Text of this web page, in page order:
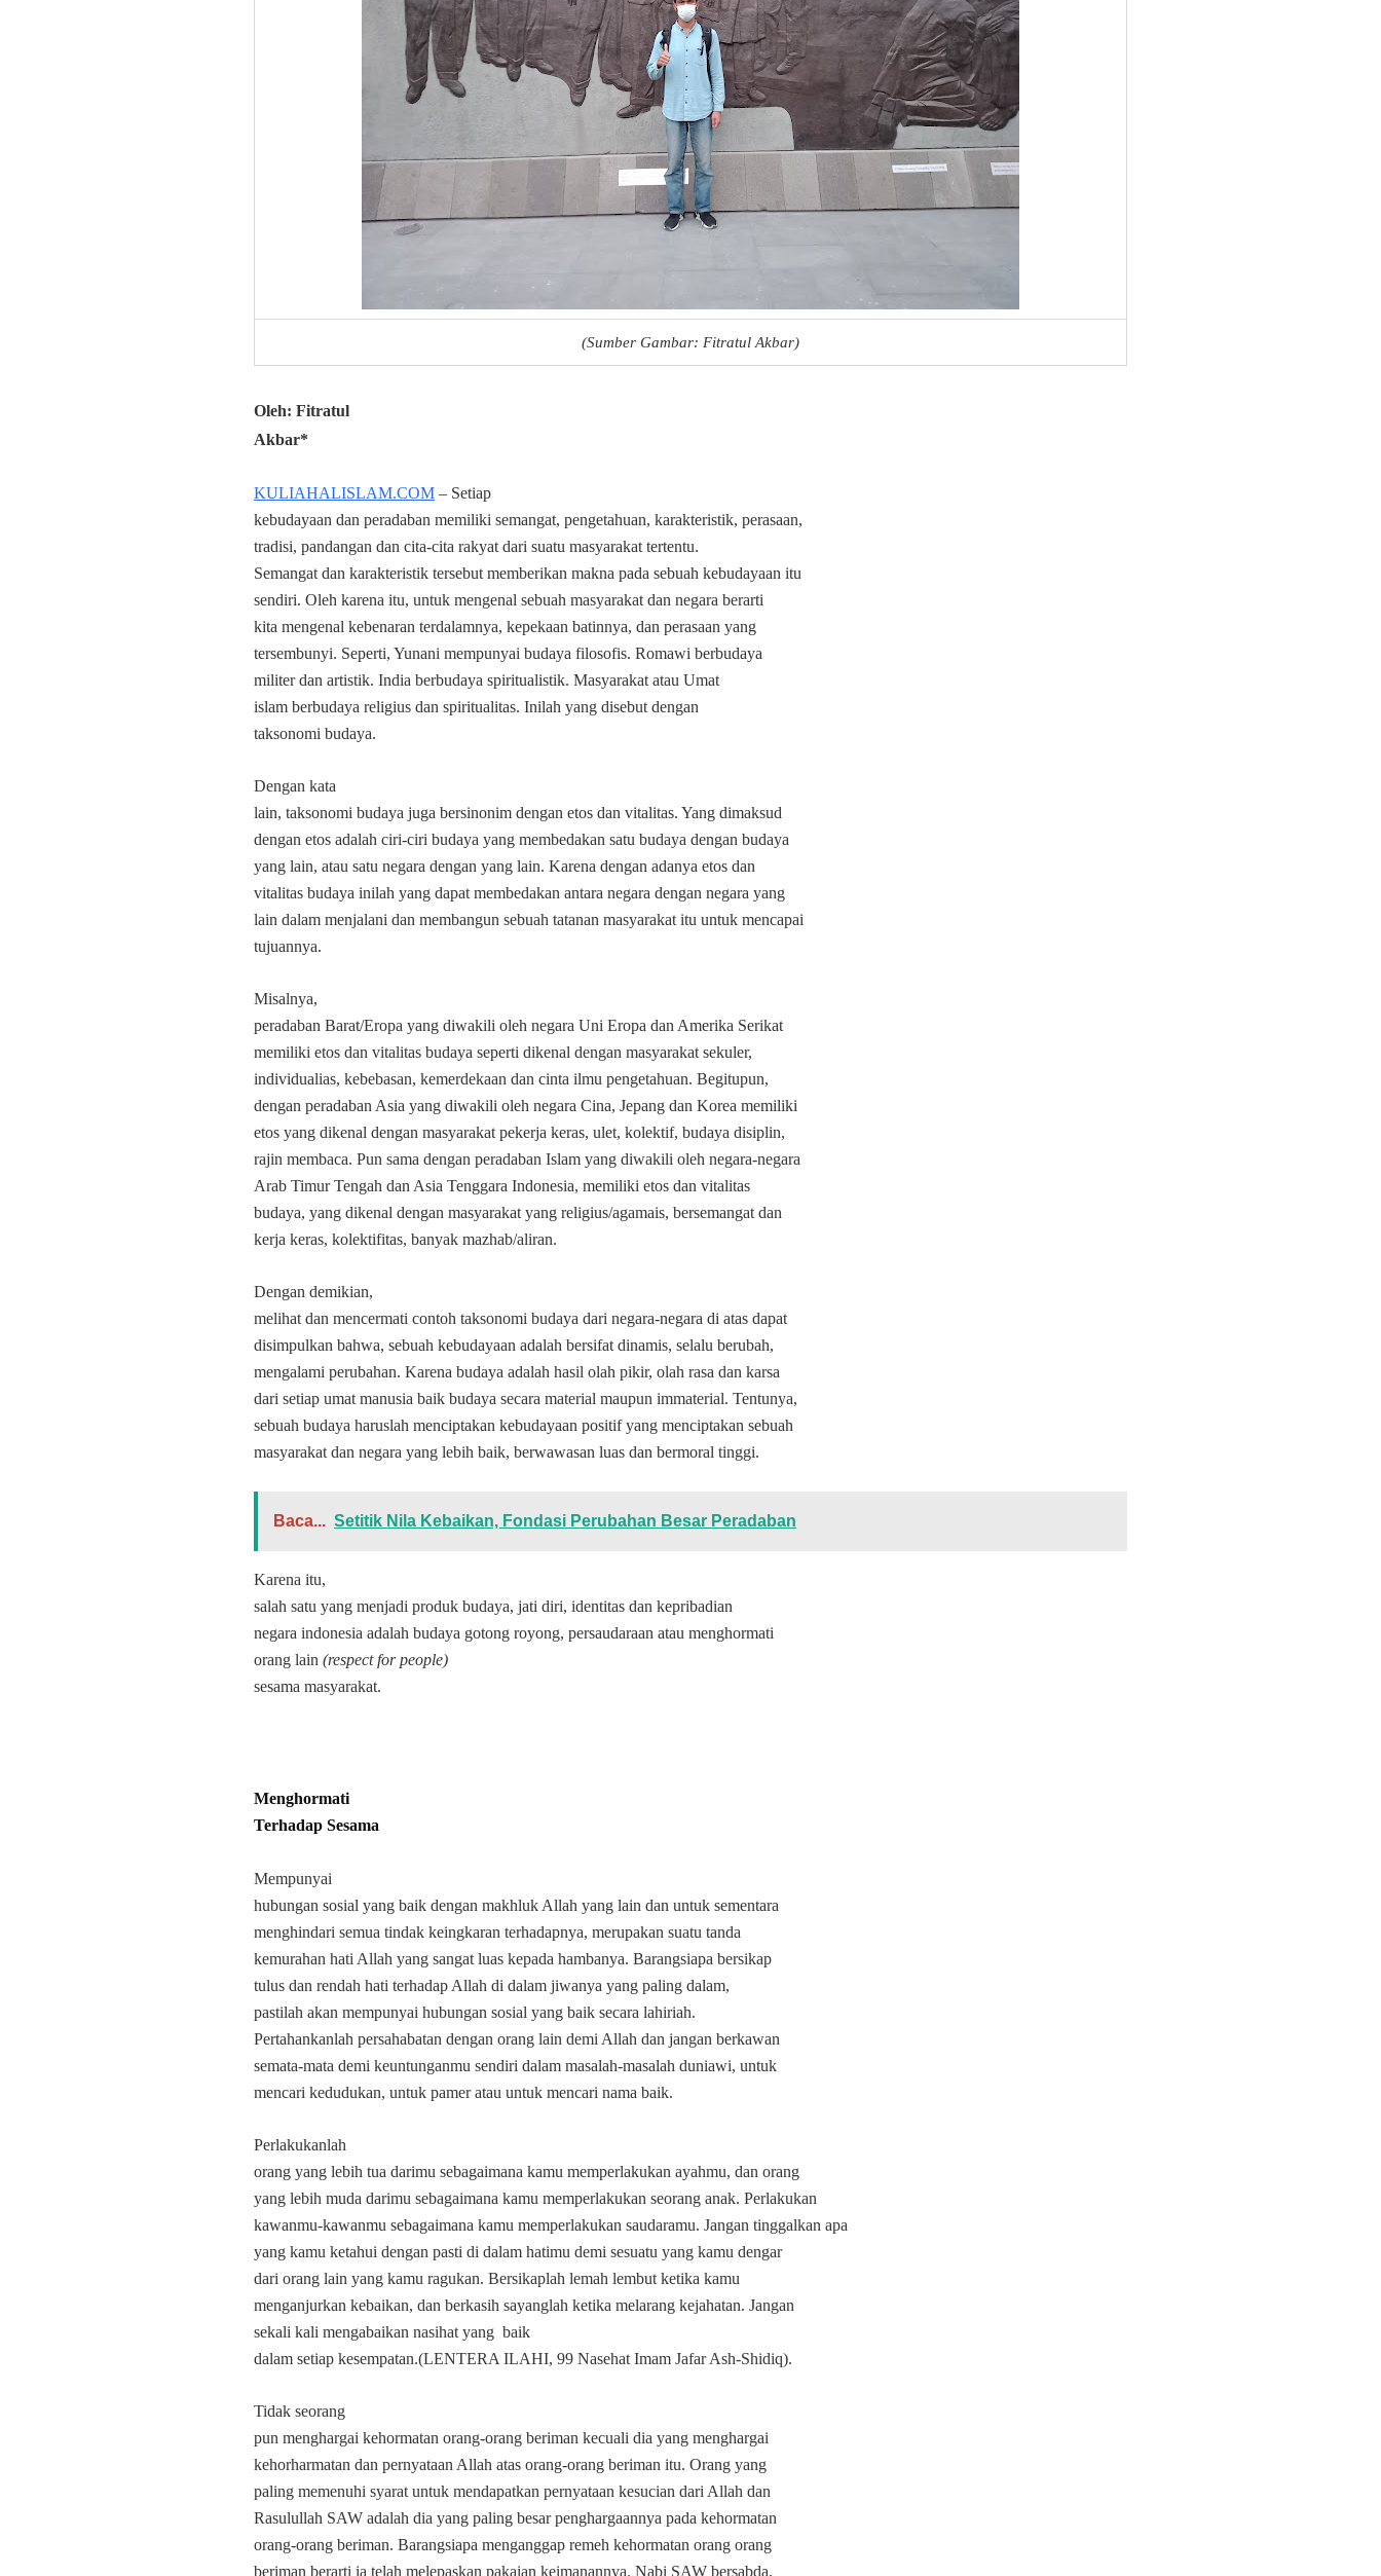
(Sumber Gambar: Fitratul Akbar)
Oleh: Fitratul
Akbar*
KULIAHALISLAM.COM – Setiap
kebudayaan dan peradaban memiliki semangat, pengetahuan, karakteristik, perasaan,
tradisi, pandangan dan cita-cita rakyat dari suatu masyarakat tertentu.
Semangat dan karakteristik tersebut memberikan makna pada sebuah kebudayaan itu
sendiri. Oleh karena itu, untuk mengenal sebuah masyarakat dan negara berarti
kita mengenal kebenaran terdalamnya, kepekaan batinnya, dan perasaan yang
tersembunyi. Seperti, Yunani mempunyai budaya filosofis. Romawi berbudaya
militer dan artistik. India berbudaya spiritualistik. Masyarakat atau Umat
islam berbudaya religius dan spiritualitas. Inilah yang disebut dengan
taksonomi budaya.
Dengan kata
lain, taksonomi budaya juga bersinonim dengan etos dan vitalitas. Yang dimaksud
dengan etos adalah ciri-ciri budaya yang membedakan satu budaya dengan budaya
yang lain, atau satu negara dengan yang lain. Karena dengan adanya etos dan
vitalitas budaya inilah yang dapat membedakan antara negara dengan negara yang
lain dalam menjalani dan membangun sebuah tatanan masyarakat itu untuk mencapai
tujuannya.
Misalnya,
peradaban Barat/Eropa yang diwakili oleh negara Uni Eropa dan Amerika Serikat
memiliki etos dan vitalitas budaya seperti dikenal dengan masyarakat sekuler,
individualias, kebebasan, kemerdekaan dan cinta ilmu pengetahuan. Begitupun,
dengan peradaban Asia yang diwakili oleh negara Cina, Jepang dan Korea memiliki
etos yang dikenal dengan masyarakat pekerja keras, ulet, kolektif, budaya disiplin,
rajin membaca. Pun sama dengan peradaban Islam yang diwakili oleh negara-negara
Arab Timur Tengah dan Asia Tenggara Indonesia, memiliki etos dan vitalitas
budaya, yang dikenal dengan masyarakat yang religius/agamais, bersemangat dan
kerja keras, kolektifitas, banyak mazhab/aliran.
Dengan demikian,
melihat dan mencermati contoh taksonomi budaya dari negara-negara di atas dapat
disimpulkan bahwa, sebuah kebudayaan adalah bersifat dinamis, selalu berubah,
mengalami perubahan. Karena budaya adalah hasil olah pikir, olah rasa dan karsa
dari setiap umat manusia baik budaya secara material maupun immaterial. Tentunya,
sebuah budaya haruslah menciptakan kebudayaan positif yang menciptakan sebuah
masyarakat dan negara yang lebih baik, berwawasan luas dan bermoral tinggi.
Baca... Setitik Nila Kebaikan, Fondasi Perubahan Besar Peradaban
Karena itu,
salah satu yang menjadi produk budaya, jati diri, identitas dan kepribadian
negara indonesia adalah budaya gotong royong, persaudaraan atau menghormati
orang lain (respect for people)
sesama masyarakat.
Menghormati
Terhadap Sesama
Mempunyai
hubungan sosial yang baik dengan makhluk Allah yang lain dan untuk sementara
menghindari semua tindak keingkaran terhadapnya, merupakan suatu tanda
kemurahan hati Allah yang sangat luas kepada hambanya. Barangsiapa bersikap
tulus dan rendah hati terhadap Allah di dalam jiwanya yang paling dalam,
pastilah akan mempunyai hubungan sosial yang baik secara lahiriah.
Pertahankanlah persahabatan dengan orang lain demi Allah dan jangan berkawan
semata-mata demi keuntunganmu sendiri dalam masalah-masalah duniawi, untuk
mencari kedudukan, untuk pamer atau untuk mencari nama baik.
Perlakukanlah
orang yang lebih tua darimu sebagaimana kamu memperlakukan ayahmu, dan orang
yang lebih muda darimu sebagaimana kamu memperlakukan seorang anak. Perlakukan
kawanmu-kawanmu sebagaimana kamu memperlakukan saudaramu. Jangan tinggalkan apa
yang kamu ketahui dengan pasti di dalam hatimu demi sesuatu yang kamu dengar
dari orang lain yang kamu ragukan. Bersikaplah lemah lembut ketika kamu
menganjurkan kebaikan, dan berkasih sayanglah ketika melarang kejahatan. Jangan
sekali kali mengabaikan nasihat yang baik
dalam setiap kesempatan.(LENTERA ILAHI, 99 Nasehat Imam Jafar Ash-Shidiq).
Tidak seorang
pun menghargai kehormatan orang-orang beriman kecuali dia yang menghargai
kehorharmatan dan pernyataan Allah atas orang-orang beriman itu. Orang yang
paling memenuhi syarat untuk mendapatkan pernyataan kesucian dari Allah dan
Rasulullah SAW adalah dia yang paling besar penghargaannya pada kehormatan
orang-orang beriman. Barangsiapa menganggap remeh kehormatan orang orang
beriman berarti ia telah melepaskan pakaian keimanannya. Nabi SAW bersabda,